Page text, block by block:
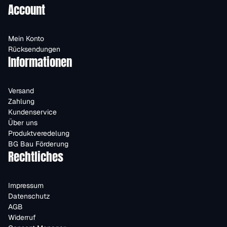
Account
Mein Konto
Rücksendungen
Informationen
Versand
Zahlung
Kundenservice
Über uns
Produktveredelung
BG Bau Förderung
Rechtliches
Impressum
Datenschutz
AGB
Widerruf